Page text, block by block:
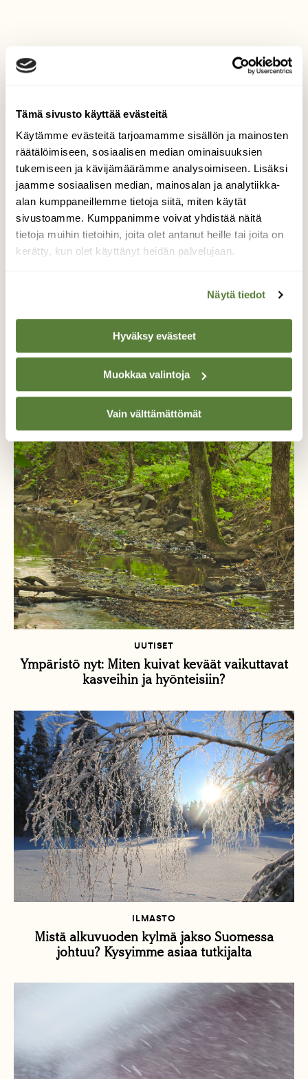
Tämä sivusto käyttää evästeitä
Käytämme evästeitä tarjoamamme sisällön ja mainosten
räätälöimiseen, sosiaalisen median ominaisuuksien
tukemiseen ja kävijämäärämme analysoimiseen. Lisäksi
jaamme sosiaalisen median, mainosalan ja analytiikka-
alan kumppaneillemme tietoja siitä, miten käytät
sivustoamme. Kumppanimme voivat yhdistää näitä
tietoja muihin tietoihin, joita olet antanut heille tai joita on
kerätty, kun olet käyttänyt heidän palvelujaan.
Näytä tiedot
Hyväksy evästeet
Muokkaa valintoja
Vain välttämättömät
TUULEN SYNTY
Tilaa Suomen Luonto
Tue ajankohtaista ja asiantuntevaa
luonto- ja ympäristöjournalismia.
Tilaa Suomen Luonto ja tule mukaan
luonnonystävien joukkoon!
Alk. 3 numeroa 23,40 €.
Lisää aiheesta
UUTISET
Ympäristö nyt: Miten kuivat keväät vaikuttavat
kasveihin ja hyönteisiin?
ILMASTO
Mistä alkuvuoden kylmä jakso Suomessa
johtuu? Kysyimme asiaa tutkijalta